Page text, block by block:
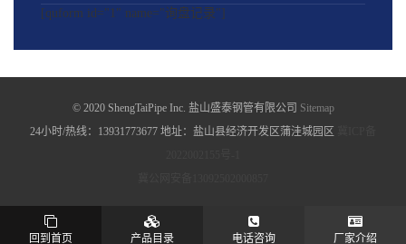
[quform id="1" name="询盘记录"]
© 2020 ShengTaiPipe Inc. 盐山盛泰钢管有限公司 Sitemap
24小时/热线：13931773677 地址：盐山县经济开发区蒲洼城园区
回到首页 产品目录 电话咨询 厂家介绍